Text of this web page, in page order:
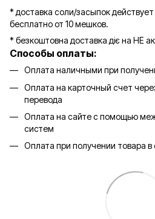
* доставка соли/засыпок
бесплатно от 10 мешков.
* безкоштовна доставка діє на НЕ
Способы оплаты:
Оплата наличными при
Оплата на карточный счет
перевода
Оплата на сайте с помощью
систем
Оплата при получении товара